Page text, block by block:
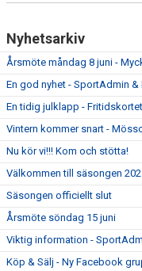
Nyhetsarkiv
Årsmöte måndag 8 juni -
En god nyhet - SportAdmin
En tidig julklapp - Fritidskortet
Vintern kommer snart -
Nu kör vi!!! Kom och stötta!
Välkommen till säsongen
Säsongen officiellt slut
Årsmöte söndag 15 juni
Viktig information -
Köp & Sälj - Ny Facebook